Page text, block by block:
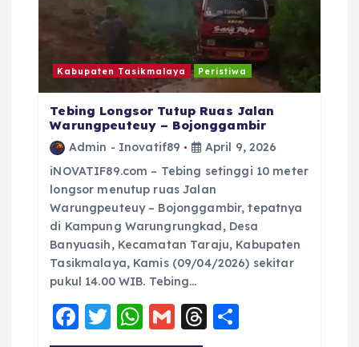
Kabupaten Tasikmalaya Peristiwa
Tebing Longsor Tutup Ruas Jalan
Warungpeuteuy – Bojonggambir
Admin - Inovatif89
April 9, 2026
iNOVATIF89.com – Tebing setinggi 10 meter
longsor menutup ruas Jalan
Warungpeuteuy – Bojonggambir, tepatnya
di Kampung Warungrungkad, Desa
Banyuasih, Kecamatan Taraju, Kabupaten
Tasikmalaya, Kamis (09/04/2026) sekitar
pukul 14.00 WIB. Tebing…
F
T
W G T